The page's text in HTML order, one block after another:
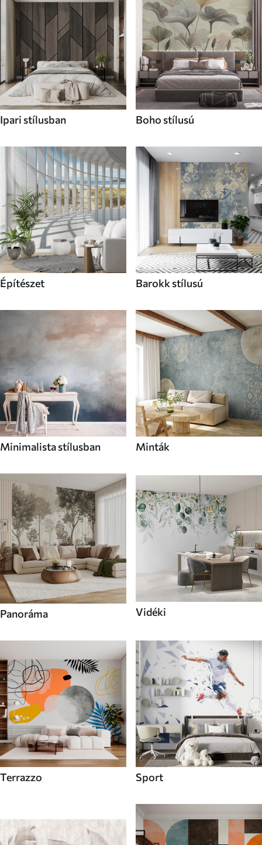
Ipari stílusban Boho stílusú
Építészet Barokk stílusú
Minimalista stílusban Minták
Panoráma Vidéki
Terrazzo Sport